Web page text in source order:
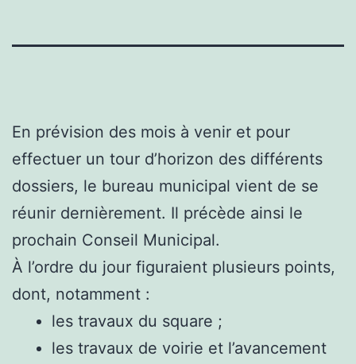
En prévision des mois à venir et pour
effectuer un tour d’horizon des différents
dossiers, le bureau municipal vient de se
réunir dernièrement. Il précède ainsi le
prochain Conseil Municipal.
À l’ordre du jour figuraient plusieurs points,
dont, notamment :
les travaux du square ;
les travaux de voirie et l’avancement